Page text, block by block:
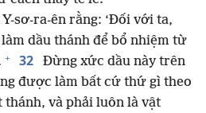
sơ-ra-ên rằng: ‘Đối với ta,
dầu thánh để bổ nhiệm từ
+ 32
Đừng xức dầu này trên
được làm bất cứ thứ gì theo
và phải luôn là vật